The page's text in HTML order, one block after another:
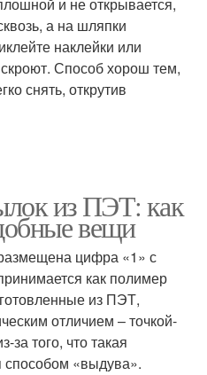
и не открывается,
а на шляпки
наклейки или
Способ хорош тем,
снять, открутив
из ПЭТ: как
вещи
цифра «1» с
как полимер
из ПЭТ,
отличием – точкой-
за того, что такая
способом «выдува».